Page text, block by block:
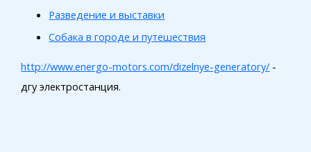
Разведение и выставки
Собака в городе и путешествия
http://www.energo-motors.com/dizelnye-generatory/ -
дгу электростанция.